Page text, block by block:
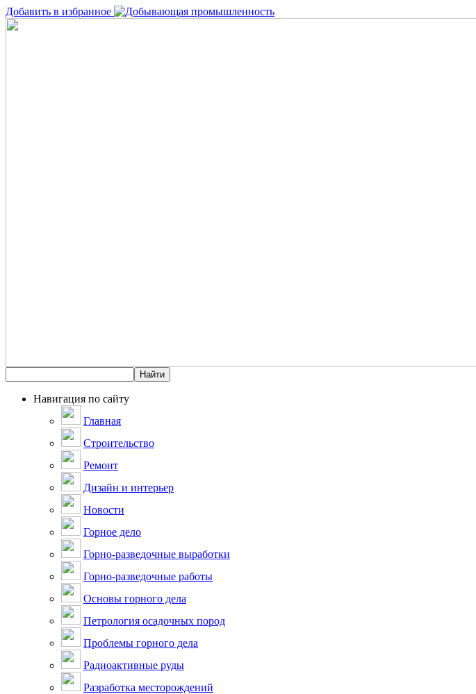
Добавить в избранное
Навигация по сайту
Главная
Строительство
Ремонт
Дизайн и интерьер
Новости
Горное дело
Горно-разведочные выработки
Горно-разведочные работы
Основы горного дела
Петрология осадочных пород
Проблемы горного дела
Радиоактивные руды
Разработка месторождений